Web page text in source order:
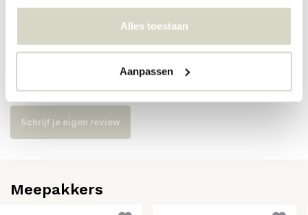
Alles toestaan
Aanpassen
Reviews
Er zijn nog geen reviews geschreven over dit product..
Schrijf je eigen review
Meepakkers